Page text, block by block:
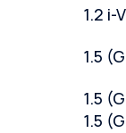
1.2 i-
1.5
1.5
1.5